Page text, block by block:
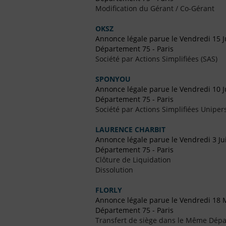
Modification du Gérant / Co-Gérant
OKSZ
Annonce légale parue le Vendredi 15
Département 75 - Paris
Société par Actions Simplifiées (SAS)
SPONYOU
Annonce légale parue le Vendredi 10
Département 75 - Paris
Société par Actions Simplifiées
LAURENCE CHARBIT
Annonce légale parue le Vendredi 3
Département 75 - Paris
Clôture de Liquidation
Dissolution
FLORLY
Annonce légale parue le Vendredi 18
Département 75 - Paris
Transfert de siège dans le Même